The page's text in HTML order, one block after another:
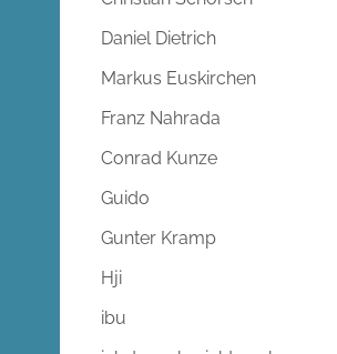
Daniel Dietrich
Markus Euskirchen
Franz Nahrada
Conrad Kunze
Guido
Gunter Kramp
Hji
ibu